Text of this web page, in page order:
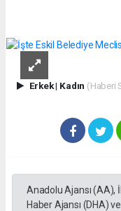
Erkek| Kadın (Haberi
Anadolu Ajansı (AA),
Haber Ajansı (DHA)